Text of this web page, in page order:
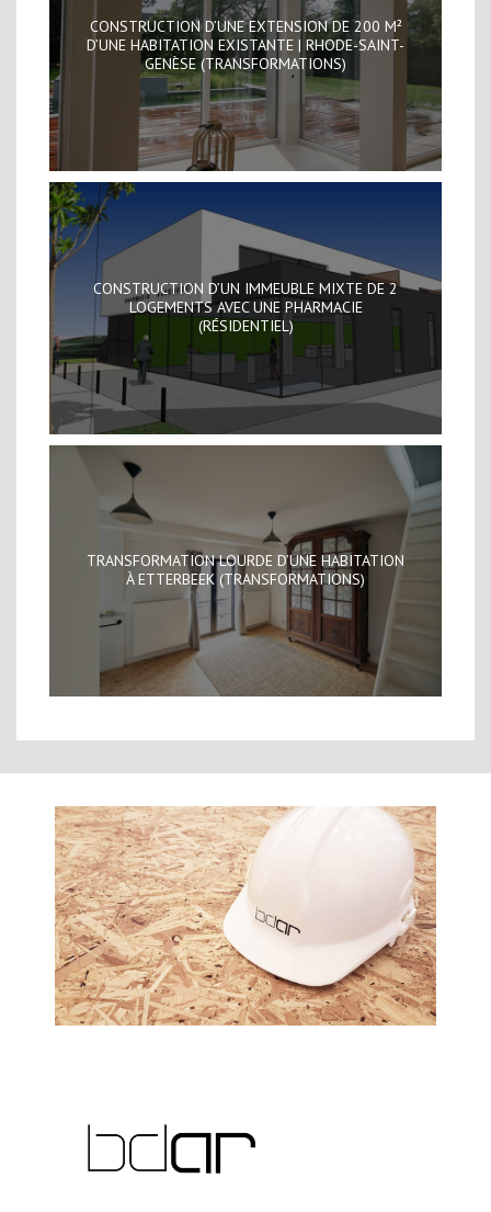
CONSTRUCTION D’UNE EXTENSION DE 200 M²
D’UNE HABITATION EXISTANTE | RHODE-SAINT-
GENÈSE (TRANSFORMATIONS)
CONSTRUCTION D’UN IMMEUBLE MIXTE DE 2
LOGEMENTS AVEC UNE PHARMACIE
(RÉSIDENTIEL)
TRANSFORMATION LOURDE D’UNE HABITATION
À ETTERBEEK (TRANSFORMATIONS)